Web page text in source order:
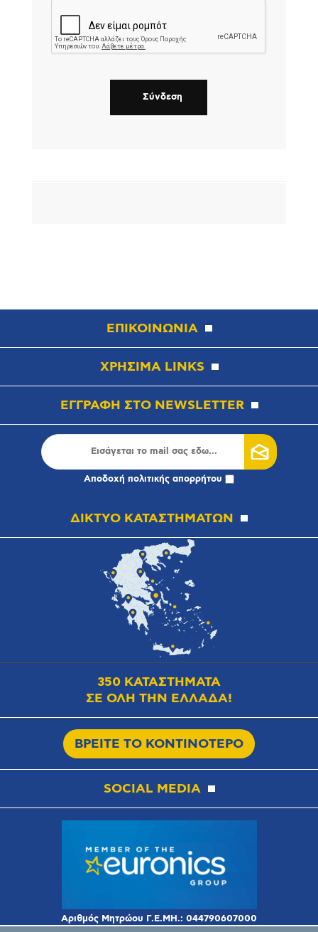
ΕΠΙΚΟΙΝΩΝΙΑ
ΧΡΗΣΙΜΑ LINKS
ΕΓΓΡΑΦΗ ΣΤΟ NEWSLETTER
Αποδοχή πολιτικής απορρήτου
ΔΙΚΤΥΟ ΚΑΤΑΣΤΗΜΑΤΩΝ
350 ΚΑΤΑΣΤΗΜΑΤΑ
ΣΕ ΟΛΗ ΤΗΝ ΕΛΛΑΔΑ!
ΒΡΕΙΤΕ ΤΟ ΚΟΝΤΙΝΟΤΕΡΟ
SOCIAL MEDIA